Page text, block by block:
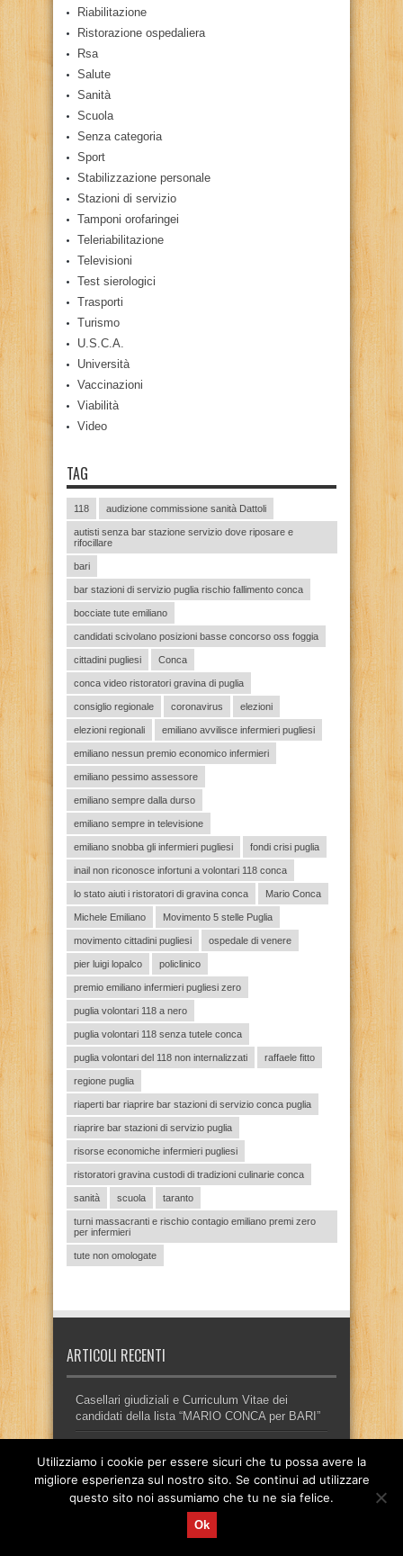
Riabilitazione
Ristorazione ospedaliera
Rsa
Salute
Sanità
Scuola
Senza categoria
Sport
Stabilizzazione personale
Stazioni di servizio
Tamponi orofaringei
Teleriabilitazione
Televisioni
Test sierologici
Trasporti
Turismo
U.S.C.A.
Università
Vaccinazioni
Viabilità
Video
TAG
118 audizione commissione sanità Dattoli
autisti senza bar stazione servizio dove riposare e
rifocillare
bari
bar stazioni di servizio puglia rischio fallimento conca
bocciate tute emiliano
candidati scivolano posizioni basse concorso oss foggia
cittadini pugliesi Conca
conca video ristoratori gravina di puglia
consiglio regionale coronavirus elezioni
elezioni regionali emiliano avvilisce infermieri pugliesi
emiliano nessun premio economico infermieri
emiliano pessimo assessore
emiliano sempre dalla durso
emiliano sempre in televisione
emiliano snobba gli infermieri pugliesi fondi crisi puglia
inail non riconosce infortuni a volontari 118 conca
lo stato aiuti i ristoratori di gravina conca Mario Conca
Michele Emiliano Movimento 5 stelle Puglia
movimento cittadini pugliesi ospedale di venere
pier luigi lopalco policlinico
premio emiliano infermieri pugliesi zero
puglia volontari 118 a nero
puglia volontari 118 senza tutele conca
puglia volontari del 118 non internalizzati raffaele fitto
regione puglia
riaperti bar riaprire bar stazioni di servizio conca puglia
riaprire bar stazioni di servizio puglia
risorse economiche infermieri pugliesi
ristoratori gravina custodi di tradizioni culinarie conca
sanità scuola taranto
turni massacranti e rischio contagio emiliano premi zero
per infermieri
tute non omologate
ARTICOLI RECENTI
Casellari giudiziali e Curriculum Vitae dei
candidati della lista “MARIO CONCA per BARI”
candidati della lista “Cittadini Gravinesi”
Programma amministrativo – Lista “Cittadini
Gravinesi”
Utilizziamo i cookie per essere sicuri che tu possa avere la
migliore esperienza sul nostro sito. Se continui ad utilizzare
questo sito noi assumiamo che tu ne sia felice.
Ok